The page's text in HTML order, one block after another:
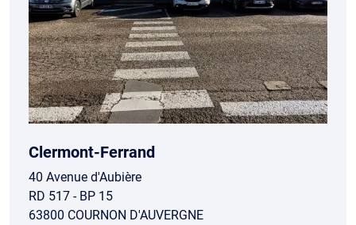
Clermont-Ferrand
40 Avenue d'Aubière
RD 517 - BP 15
63800 COURNON D'AUVERGNE